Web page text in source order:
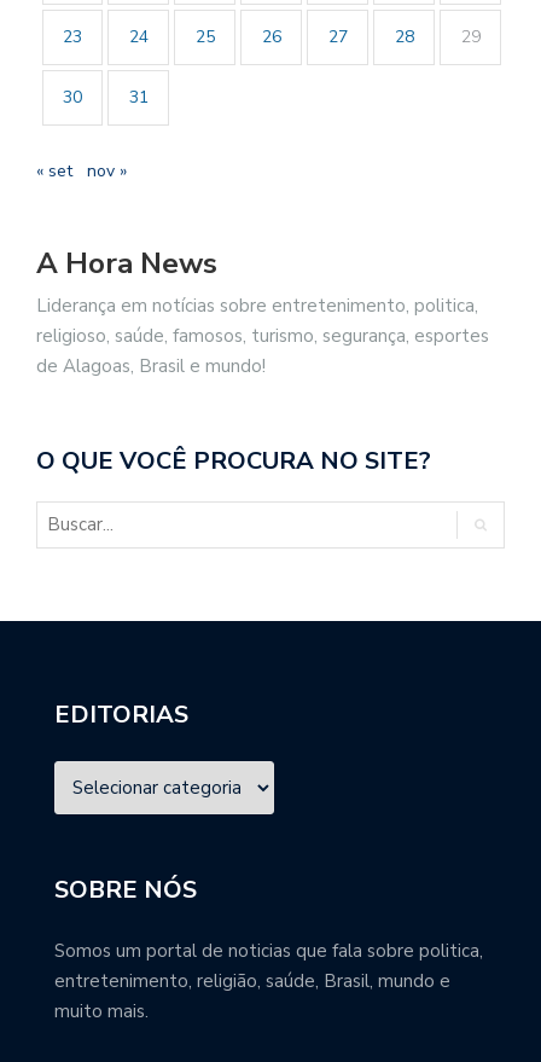
23 24 25 26 27 28 29
30 31
« set nov »
A Hora News
Liderança em notícias sobre entretenimento, politica,
religioso, saúde, famosos, turismo, segurança, esportes
de Alagoas, Brasil e mundo!
O QUE VOCÊ PROCURA NO SITE?
EDITORIAS
SOBRE NÓS
Somos um portal de noticias que fala sobre politica,
entretenimento, religião, saúde, Brasil, mundo e
muito mais.